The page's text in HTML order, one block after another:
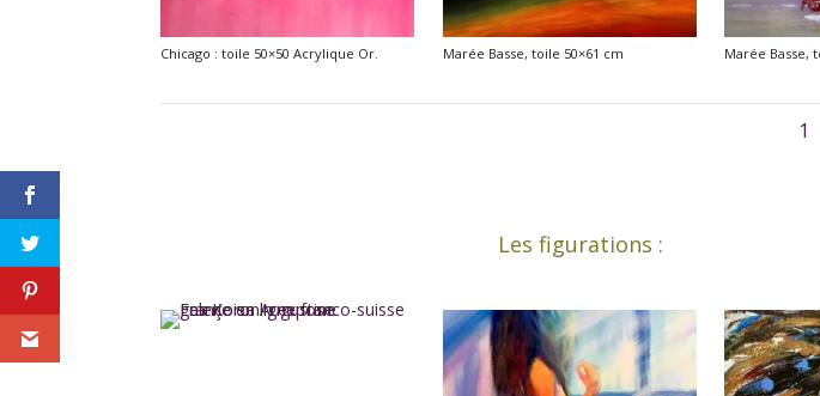
Chicago : toile 50×50 Acrylique Or. Marée Basse, toile 50×61 cm Marée Basse,
1
Les figurations :